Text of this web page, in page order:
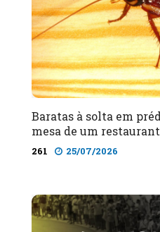
Baratas à solta em
mesa de um
261 25/07/2026